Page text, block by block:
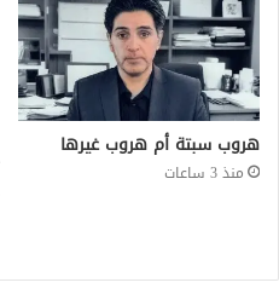
هروب سبتة أم هروب غيرها
منذ 3 ساعات